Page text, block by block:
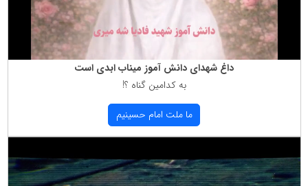
داغ شهدای دانش آموز میناب ابدی است
به كدامین گناه ؟!
ما ملت امام حسینیم